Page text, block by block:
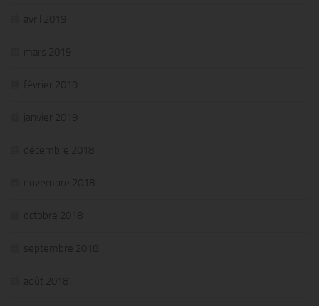
avril 2019
mars 2019
février 2019
janvier 2019
décembre 2018
novembre 2018
octobre 2018
septembre 2018
août 2018